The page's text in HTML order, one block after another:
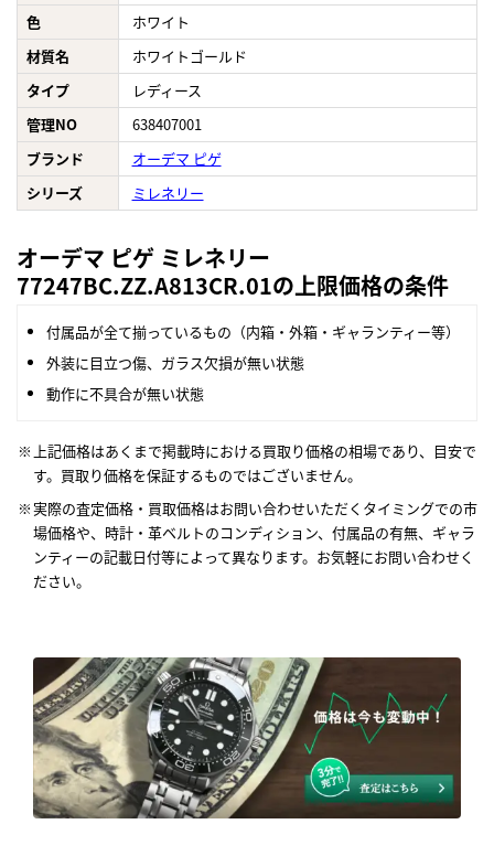
色
ホワイト
材質名
ホワイトゴールド
タイプ
レディース
管理NO
638407001
ブランド
オーデマ ピゲ
シリーズ
ミレネリー
オーデマ ピゲ ミレネリー
77247BC.ZZ.A813CR.01の上限価格の条件
付属品が全て揃っているもの（内箱・外箱・ギャランティー等）
外装に目立つ傷、ガラス欠損が無い状態
動作に不具合が無い状態
上記価格はあくまで掲載時における買取り価格の相場であり、目安で
す。買取り価格を保証するものではございません。
実際の査定価格・買取価格はお問い合わせいただくタイミングでの市
場価格や、時計・革ベルトのコンディション、付属品の有無、ギャラ
ンティーの記載日付等によって異なります。お気軽にお問い合わせく
ださい。